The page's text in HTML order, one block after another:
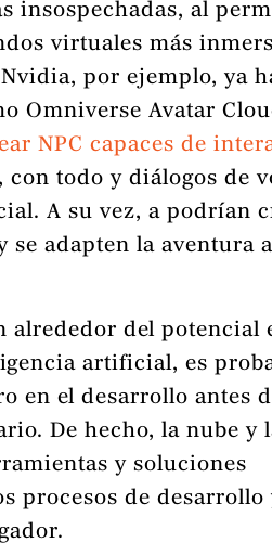
insospechadas, al
virtuales más
por ejemplo, ya
Omniverse Avatar
NPC capaces de
, con todo y diálogos de
A su vez, a podrían
se adapten la aventura
alrededor del potencial
artificial, es
en el desarrollo antes
De hecho, la nube y
y soluciones
procesos de desarrollo